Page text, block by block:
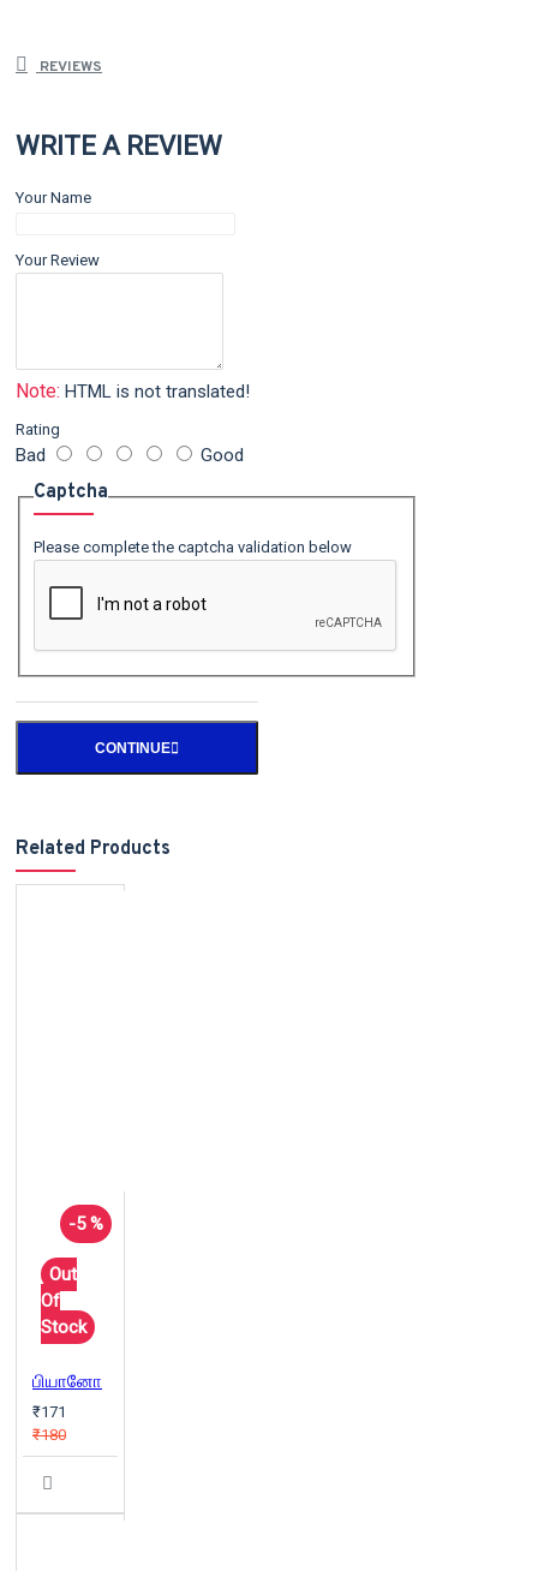
REVIEWS
WRITE A REVIEW
Your Name
Your Review
Note: HTML is not translated!
Rating
Bad Good
Captcha
Please complete the captcha validation below
CONTINUE
Related Products
-5 %
Out
Of
Stock
பியானோ
₹171
₹180